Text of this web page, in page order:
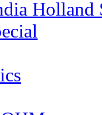
Holland